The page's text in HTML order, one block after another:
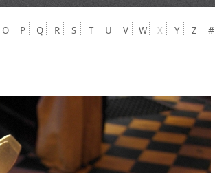
O P Q R S T U V W X Y Z #